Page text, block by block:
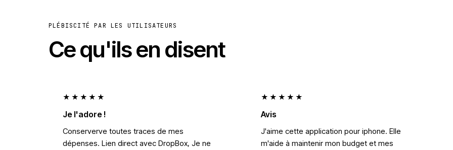
PLÉBISCITÉ PAR LES UTILISATEURS
Ce qu'ils en disent
★★★★★
Je l'adore !
Conserverve toutes traces de mes
dépenses. Lien direct avec DropBox, Je ne
★★★★★
Avis
J'aime cette application pour iphone. Elle
m'aide à maintenir mon budget et mes